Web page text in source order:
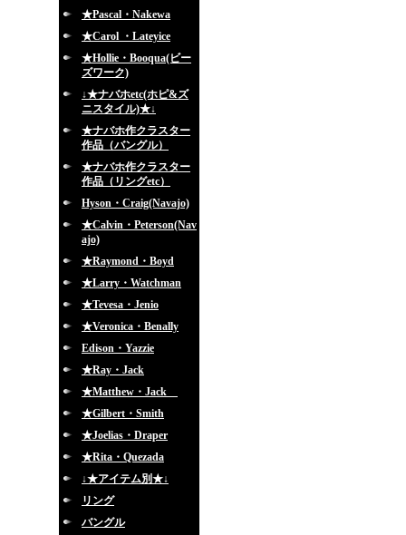
★Pascal・Nakewa
★Carol ・Lateyice
★Hollie・Booqua(ビー
ズワーク)
↓★ナバホetc(ホピ&ズ
ニスタイル)★↓
★ナバホ作クラスター
作品（バングル）
★ナバホ作クラスター
作品（リングetc）
Hyson・Craig(Navajo)
★Calvin・Peterson(Nav
ajo)
★Raymond・Boyd
★Larry・Watchman
★Tevesa・Jenio
★Veronica・Benally
Edison・Yazzie
★Ray・Jack
★Matthew・Jack
★Gilbert・Smith
★Joelias・Draper
★Rita・Quezada
↓★アイテム別★↓
リング
バングル